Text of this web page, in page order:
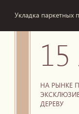
Укладка паркетных
НА РЫНКЕ
ДЕРЕВУ